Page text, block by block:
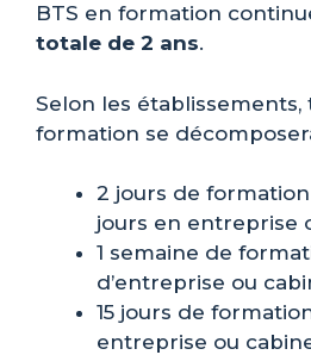
BTS en formation
totale de 2 ans.
Selon les établissements,
formation se
2 jours de formation
jours en entreprise
1 semaine de
d’entreprise ou
15 jours de
entreprise ou